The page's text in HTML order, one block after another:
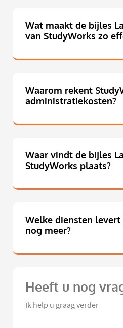
Wat maakt de bijles
van StudyWorks zo
Waarom rekent
administratiekosten?
Waar vindt de bijles
StudyWorks plaats?
Welke diensten levert
nog meer?
Heeft u nog
Ik help u graag verder